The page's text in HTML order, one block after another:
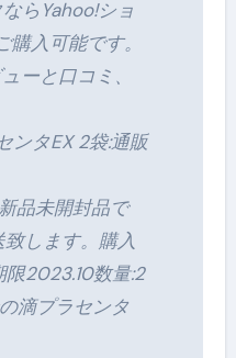
らYahoo!ショ
入可能です。
ーと口コミ、
ンタEX 2袋:通販
品未開封品で
します。購入
限2023.10数量:2
滴プラセンタ